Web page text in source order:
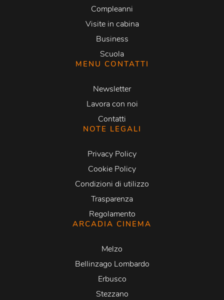
Compleanni
Visite in cabina
Business
Scuola
MENU CONTATTI
Newsletter
Lavora con noi
Contatti
NOTE LEGALI
Privacy Policy
Cookie Policy
Condizioni di utilizzo
Trasparenza
Regolamento
ARCADIA CINEMA
Melzo
Bellinzago Lombardo
Erbusco
Stezzano